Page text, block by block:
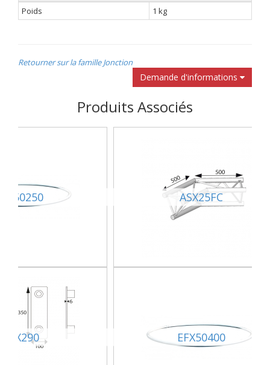
Poids 1 kg
Retourner sur la famille Jonction
Demande d'informations
Produits Associés
ASX25FC
EMX290 EFX50400